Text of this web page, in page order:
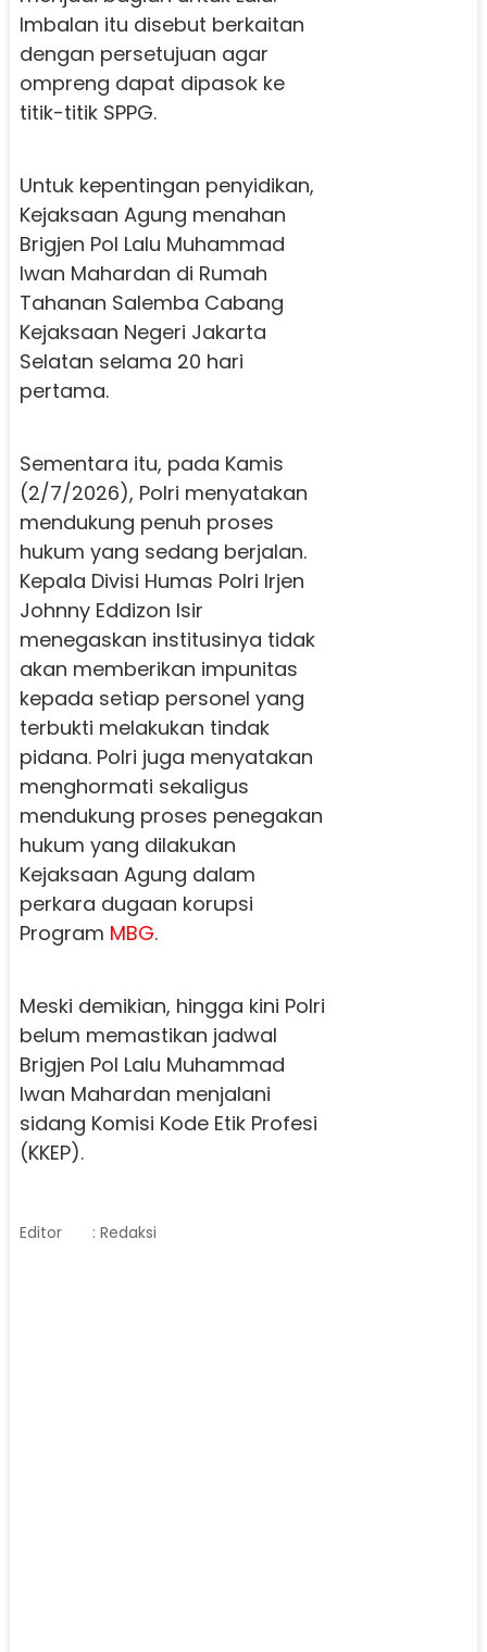
Imbalan itu disebut berkaitan
dengan persetujuan agar
ompreng dapat dipasok ke
titik-titik SPPG.
Untuk kepentingan penyidikan,
Kejaksaan Agung menahan
Brigjen Pol Lalu Muhammad
Iwan Mahardan di Rumah
Tahanan Salemba Cabang
Kejaksaan Negeri Jakarta
Selatan selama 20 hari
pertama.
Sementara itu, pada Kamis
(2/7/2026), Polri menyatakan
mendukung penuh proses
hukum yang sedang berjalan.
Kepala Divisi Humas Polri Irjen
Johnny Eddizon Isir
menegaskan institusinya tidak
akan memberikan impunitas
kepada setiap personel yang
terbukti melakukan tindak
pidana. Polri juga menyatakan
menghormati sekaligus
mendukung proses penegakan
hukum yang dilakukan
Kejaksaan Agung dalam
perkara dugaan korupsi
Program MBG.
Meski demikian, hingga kini Polri
belum memastikan jadwal
Brigjen Pol Lalu Muhammad
Iwan Mahardan menjalani
sidang Komisi Kode Etik Profesi
(KKEP).
Editor : Redaksi